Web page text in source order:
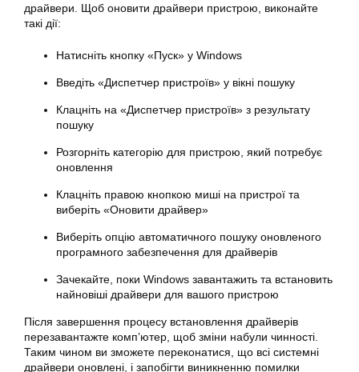
драйвери. Щоб оновити драйвери пристрою, виконайте
такі дії:
Натисніть кнопку «Пуск» у Windows
Введіть «Диспетчер пристроїв» у вікні пошуку
Клацніть на «Диспетчер пристроїв» з результату
пошуку
Розгорніть категорію для пристрою, який потребує
оновлення
Клацніть правою кнопкою миші на пристрої та
виберіть «Оновити драйвер»
Виберіть опцію автоматичного пошуку оновленого
програмного забезпечення для драйверів
Зачекайте, поки Windows завантажить та встановить
найновіші драйвери для вашого пристрою
Після завершення процесу встановлення драйверів
перезавантажте комп’ютер, щоб зміни набули чинності.
Таким чином ви зможете переконатися, що всі системні
драйвери оновлені, і запобігти виникненню помилки